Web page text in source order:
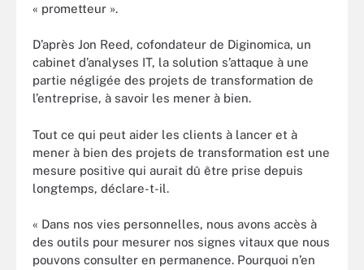
« prometteur ».
D’après Jon Reed, cofondateur de Diginomica, un
cabinet d’analyses IT, la solution s’attaque à une
partie négligée des projets de transformation de
l’entreprise, à savoir les mener à bien.
Tout ce qui peut aider les clients à lancer et à
mener à bien des projets de transformation est une
mesure positive qui aurait dû être prise depuis
longtemps, déclare-t-il.
« Dans nos vies personnelles, nous avons accès à
des outils pour mesurer nos signes vitaux que nous
pouvons consulter en permanence. Pourquoi n’en